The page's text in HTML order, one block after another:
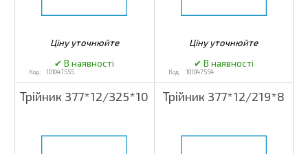
101047555 101047554
Трійник 377*12/325*10 Трійник 377*12/219*8